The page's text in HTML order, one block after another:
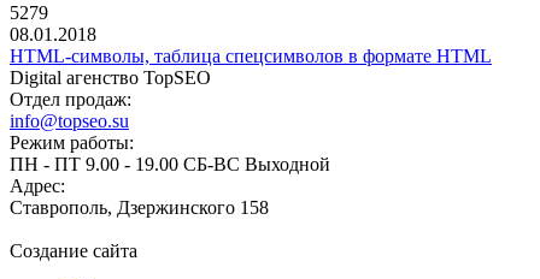
5279
08.01.2018
HTML-символы, таблица спецсимволов в формате HTML
Digital агенство TopSEO
Отдел продаж:
info@topseo.su
Режим работы:
ПН - ПТ 9.00 - 19.00 СБ-ВС Выходной
Адрес:
Ставрополь, Дзержинского 158
Создание сайта